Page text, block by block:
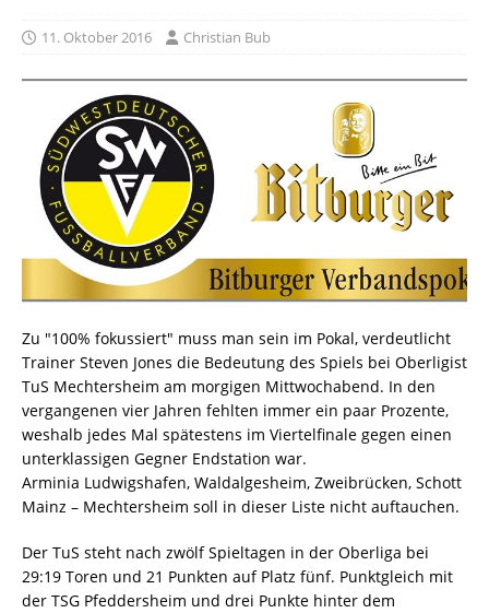
11. Oktober 2016 Christian Bub
Zu "100% fokussiert" muss man sein im Pokal, verdeutlicht
Trainer Steven Jones die Bedeutung des Spiels bei Oberligist
TuS Mechtersheim am morgigen Mittwochabend. In den
vergangenen vier Jahren fehlten immer ein paar Prozente,
weshalb jedes Mal spätestens im Viertelfinale gegen einen
unterklassigen Gegner Endstation war.
Arminia Ludwigshafen, Waldalgesheim, Zweibrücken, Schott
Mainz – Mechtersheim soll in dieser Liste nicht auftauchen.
Der TuS steht nach zwölf Spieltagen in der Oberliga bei
29:19 Toren und 21 Punkten auf Platz fünf. Punktgleich mit
der TSG Pfeddersheim und drei Punkte hinter dem